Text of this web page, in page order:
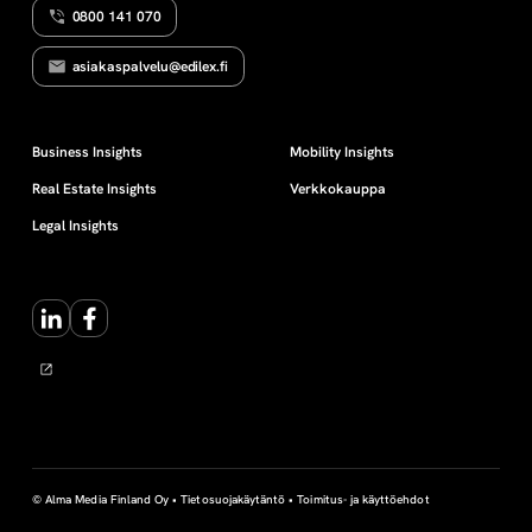
y
d
e
n
s
u
o
j
0800 141 070
asiakaspalvelu@edilex.fi
Business Insights
Real Estate Insights
Legal Insights
Mobility Insights
Verkkokauppa
LinkedInFacebook
© Alma Media Finland Oy •Tietosuojakäytäntö •Toimitus- ja käyttöehdot